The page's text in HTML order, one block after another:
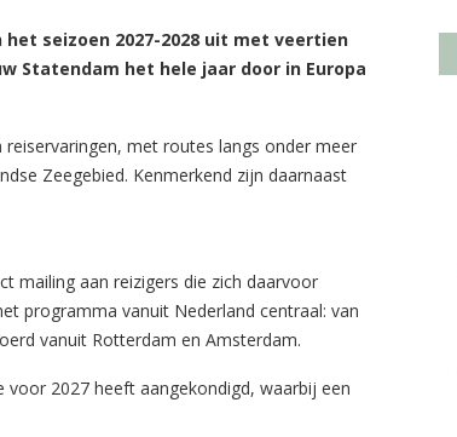
seizoen 2027-2028 uit met veertien
Statendam het hele jaar door in Europa
met routes langs onder meer
Zeegebied. Kenmerkend zijn daarnaast
mailing aan reizigers die zich daarvoor
programma vanuit Nederland centraal: van
vanuit Rotterdam en Amsterdam.
2027 heeft aangekondigd, waarbij een